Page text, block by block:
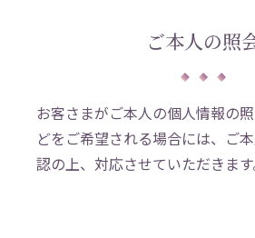
ご本人の照
お客さまがご本人の個人情報の
どをご希望される場合には、ご
認の上、対応させていただきます